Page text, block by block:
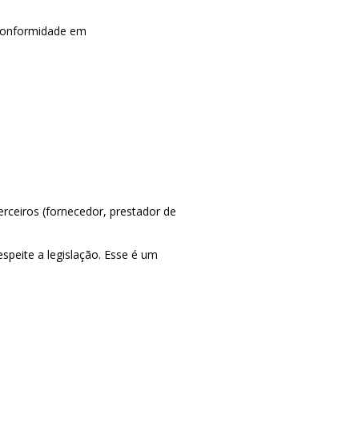
em
(fornecedor, prestador de
a legislação. Esse é um